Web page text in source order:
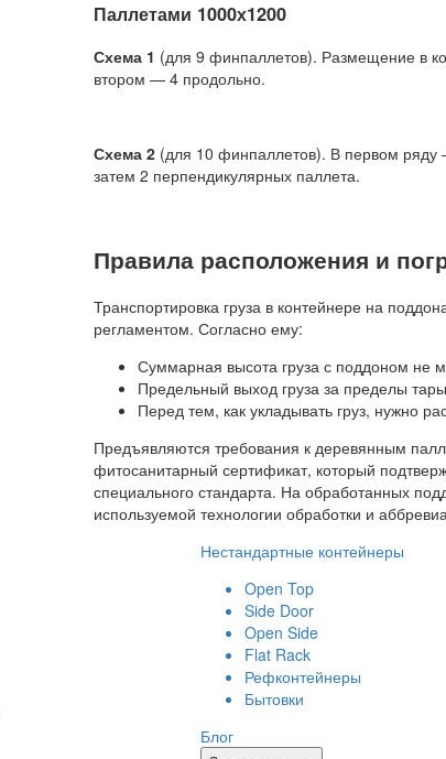
Паллетами 1000х1200
Схема 1 (для 9 финпаллетов). Размещение в
втором — 4 продольно.
Схема 2(для 10 финпаллетов). В первом ряду
затем 2 перпендикулярных паллета.
Правила расположения и
Транспортировка груза в контейнере на
регламентом. Согласно ему:
Суммарная высота груза с поддоном не
Предельный выход груза за пределы
Перед тем, как укладывать груз, нужно
Предъявляются требования к деревянным
фитосанитарный сертификат, который
специального стандарта. На обработанных
используемой технологии обработки и
Нестандартные контейнеры
Open Top
Side Door
Open Side
Flat Rack
Рефконтейнеры
Бытовки
Блог